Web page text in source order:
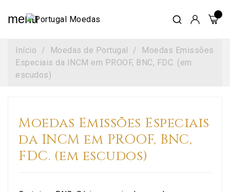
menu
Início Moedas de Portugal
Moedas Emissões
Especiais da INCM em PROOF, BNC, FDC. (em
escudos)
Moedas Emissões Especiais
da INCM em PROOF, BNC,
FDC. (em escudos)